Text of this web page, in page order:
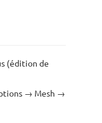
(édition de
→ Mesh →